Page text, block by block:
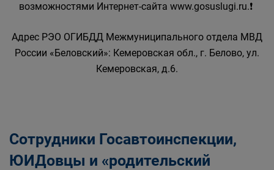
возможностями Интернет-сайта www.gosuslugi.ru.❗
Адрес РЭО ОГИБДД Межмуниципального отдела МВД
России «Беловский»: Кемеровская обл., г. Белово, ул.
Кемеровская, д.6.
Сотрудники Госавтоинспекции,
ЮИДовцы и «родительский